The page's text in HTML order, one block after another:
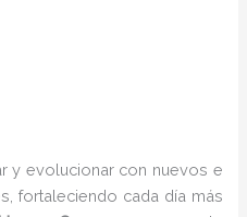
y evolucionar con nuevos e
fortaleciendo cada día más